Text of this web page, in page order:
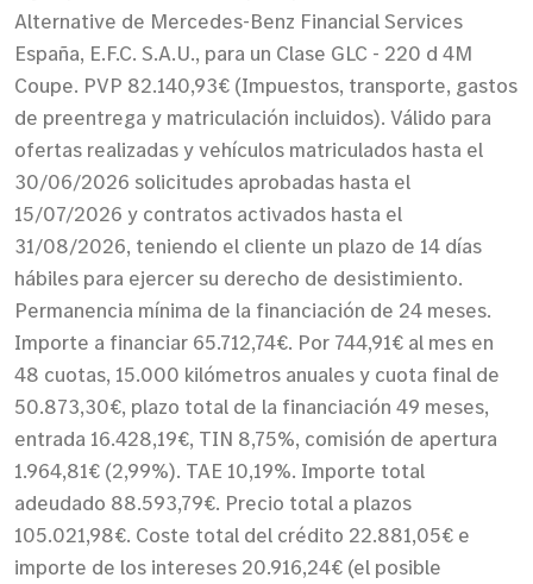
Alternative de Mercedes-Benz Financial Services
España, E.F.C. S.A.U., para un Clase GLC - 220 d 4M
Coupe. PVP 82.140,93€ (Impuestos, transporte, gastos
de preentrega y matriculación incluidos). Válido para
ofertas realizadas y vehículos matriculados hasta el
30/06/2026 solicitudes aprobadas hasta el
15/07/2026 y contratos activados hasta el
31/08/2026, teniendo el cliente un plazo de 14 días
hábiles para ejercer su derecho de desistimiento.
Permanencia mínima de la financiación de 24 meses.
Importe a financiar 65.712,74€. Por 744,91€ al mes en
48 cuotas, 15.000 kilómetros anuales y cuota final de
50.873,30€, plazo total de la financiación 49 meses,
entrada 16.428,19€, TIN 8,75%, comisión de apertura
1.964,81€ (2,99%). TAE 10,19%. Importe total
adeudado 88.593,79€. Precio total a plazos
105.021,98€. Coste total del crédito 22.881,05€ e
importe de los intereses 20.916,24€ (el posible